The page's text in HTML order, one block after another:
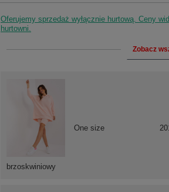
Oferujemy sprzedaż wyłącznie hurtową. Ceny
hurtowni.
Zobacz
brzoskwiniowy
One size